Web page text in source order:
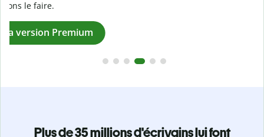
Passez à la version Premium
Plus de 35 millions d'écrivains lui font